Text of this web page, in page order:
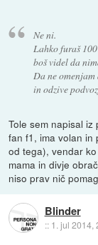
Ne ni.
Lahko furaš
boš videl da
Da ne
in odzive
Tole sem napisal
fan f1, ima volan in
od tega), vendar
mama in divje
niso prav nič
Blinder
:: 1. jul 2014,